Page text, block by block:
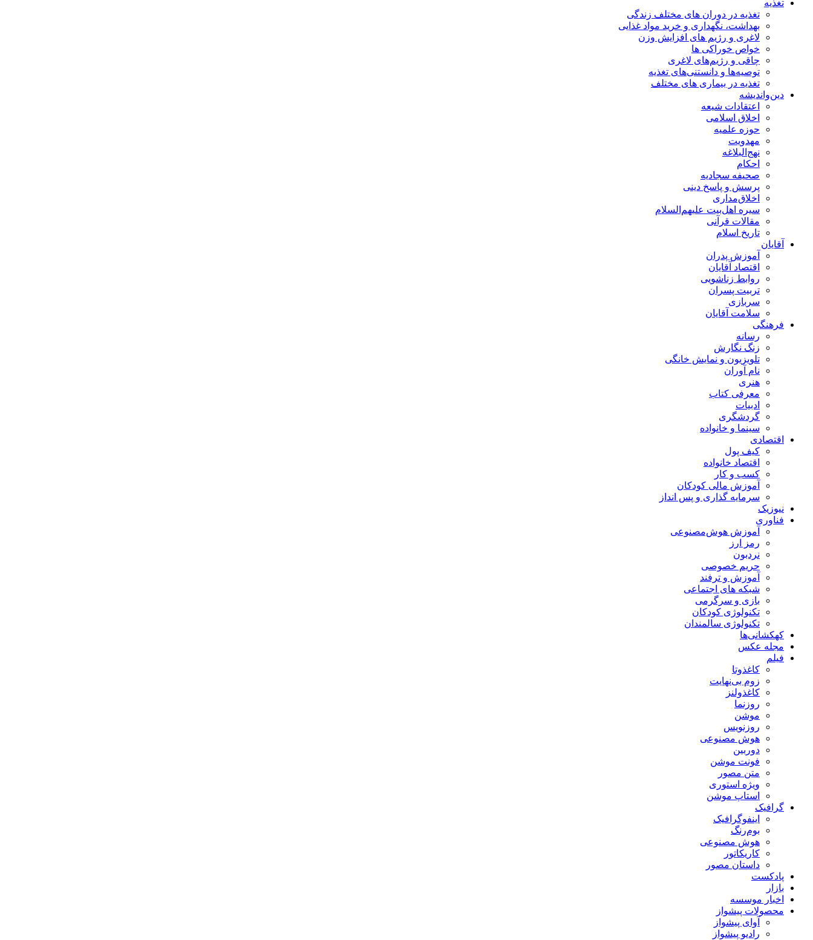
تغذیه
تغذیه در دوران های مختلف زندگی
بهداشت، نگهداری و خرید مواد غذایی
لاغری و رژیم های افزایش وزن
خواص خوراكی ها
چاقی و رژیم‌های لاغری
توصیه‌ها و دانستنی‌های تغذیه
تغذیه در بیماری های مختلف
دین‌واندیشه
اعتقادات شیعه
اخلاق اسلامی
حوزه علمیه
مهدویت
نهج‌البلاغه
احکام
صحیفه سجادیه
پرسش و پاسخ دینی
اخلاق‌مداری
سیره اهل‌بیت علیهم‌السلام
مقالات قرآنی
تاریخ اسلام
آقایان
آموزش پدران
اقتصاد آقایان
روابط زناشویی
تربیت پسران
سربازی
سلامت آقایان
فرهنگی
رسانه
زنگ نگارش
تلویزیون و نمایش خانگی
نام آوران
هنری
معرفی کتاب
ادبیات
گردشگری
سینما و خانواده
اقتصادی
کیف پول
اقتصاد خانواده
کسب و کار
آموزش مالی کودکان
سرمایه گذاری و پس انداز
نیوزیک
فناوری
آموزش هوش‌مصنوعی
رمز ارز
نردبون
حریم خصوصی
آموزش و ترفند
شبکه های اجتماعی
بازی و سرگرمی
تکنولوژی کودکان
تکنولوژی سالمندان
کهکشانی‌ها
مجله عکس
فیلم
کاغذوتا
زوم بی‌نهایت
کاغذولنز
روزنما
موشن
روزنویس
هوش مصنوعی
دوربین
فونت موشن
متن مصور
ویژه استوری
استاپ موشن
گرافیک
اینفوگرافیک
بوم‌رنگ
هوش مصنوعی
کاریکاتور
داستان مصور
پادکست
بازار
اخبار موسسه
محصولات پیشواز
آوای پیشواز
رادیو پیشواز